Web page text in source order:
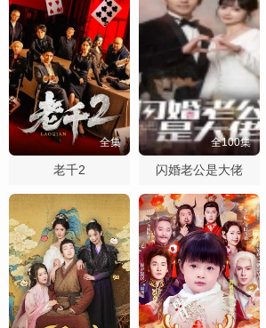
全集
老千2
全100集
闪婚老公是大佬